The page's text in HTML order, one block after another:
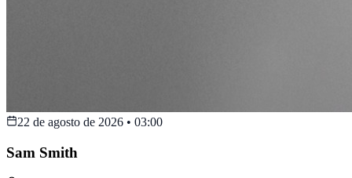
22 de agosto de 2026 • 03:00
Sam Smith